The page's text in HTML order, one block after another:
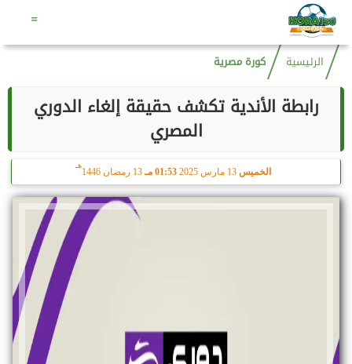
=
الرئيسية كورة مصرية
رابطة الأندية تكشف حقيقة إلغاء الدوري
المصري
الخميس 13 مارس 2025 01:53 مـ 13 رمضان 1446
هـ